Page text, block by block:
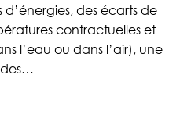
des écarts de
contractuelles et
l’eau ou dans l’air), une